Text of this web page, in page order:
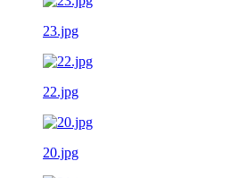
23.jpg
22.jpg
20.jpg